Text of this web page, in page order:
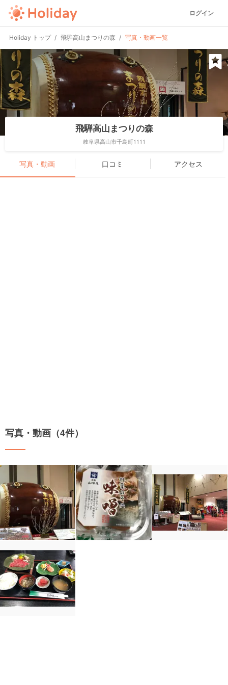
ログイン
Holiday トップ 飛騨高山まつりの森 写真・動画一覧
飛騨高山まつりの森
岐阜県高山市千島町1111
写真・動画 口コミ アクセス
写真・動画（4件）